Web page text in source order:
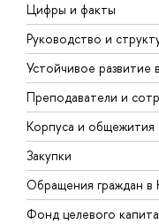
Цифры и факты
Руководство и
Устойчивое
Преподаватели и
Корпуса и общежития
Закупки
Обращения граждан
Фонд целевого